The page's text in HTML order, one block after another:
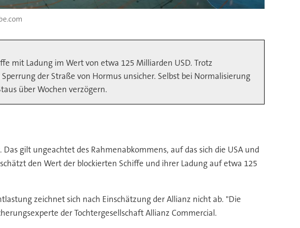
mit Ladung im Wert von etwa 125 Milliarden USD. Trotz
der Straße von Hormus unsicher. Selbst bei Normalisierung
über Wochen verzögern.
gilt ungeachtet des Rahmenabkommens, auf das sich die USA und
den Wert der blockierten Schiffe und ihrer Ladung auf etwa 125
zeichnet sich nach Einschätzung der Allianz nicht ab. "Die
der Tochtergesellschaft Allianz Commercial.